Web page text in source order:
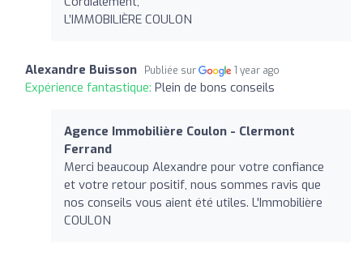
L’IMMOBILIÈRE COULON
Alexandre Buisson Publiée sur 1 year ago
Expérience fantastique: Plein de bons conseils
Agence Immobilière Coulon - Clermont
Ferrand
Merci beaucoup Alexandre pour votre confiance
et votre retour positif, nous sommes ravis que
nos conseils vous aient été utiles. L'Immobilière
COULON